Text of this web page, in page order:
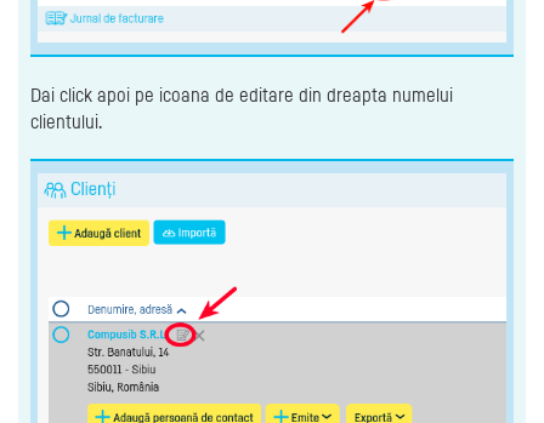
Dai click apoi pe icoana de editare din dreapta numelui
clientului.